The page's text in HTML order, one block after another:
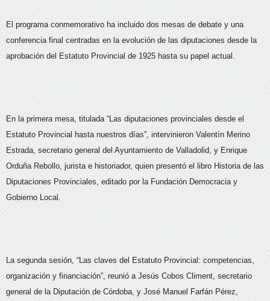
El programa conmemorativo ha incluido dos mesas de debate y una
conferencia final centradas en la evolución de las diputaciones desde la
aprobación del Estatuto Provincial de 1925 hasta su papel actual.
En la primera mesa, titulada “Las diputaciones provinciales desde el
Estatuto Provincial hasta nuestros días”, intervinieron Valentín Merino
Estrada, secretario general del Ayuntamiento de Valladolid, y Enrique
Orduña Rebollo, jurista e historiador, quien presentó el libro Historia de las
Diputaciones Provinciales, editado por la Fundación Democracia y
Gobierno Local.
La segunda sesión, “Las claves del Estatuto Provincial: competencias,
organización y financiación”, reunió a Jesús Cobos Climent, secretario
general de la Diputación de Córdoba, y José Manuel Farfán Pérez,